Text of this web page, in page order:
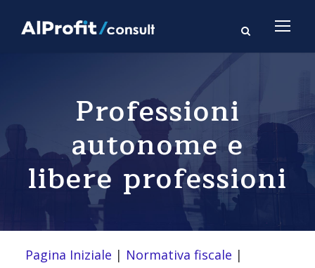
Professioni
autonome e
libere professioni
Pagina Iniziale | Normativa fiscale |